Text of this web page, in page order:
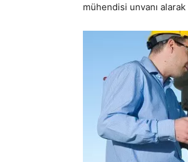
mühendisi unvanı